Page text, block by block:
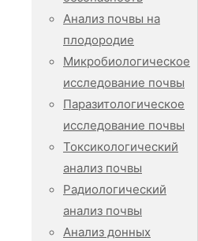
Анализ почвы на
плодородие
Микробиологическое
исследование почвы
Паразитологическое
исследование почвы
Токсикологический
анализ почвы
Радиологический
анализ почвы
Анализ донных